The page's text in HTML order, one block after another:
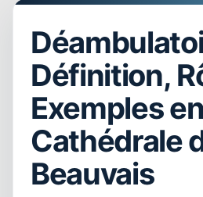
Définition,
Exemples
Cathédrale
Beauvais